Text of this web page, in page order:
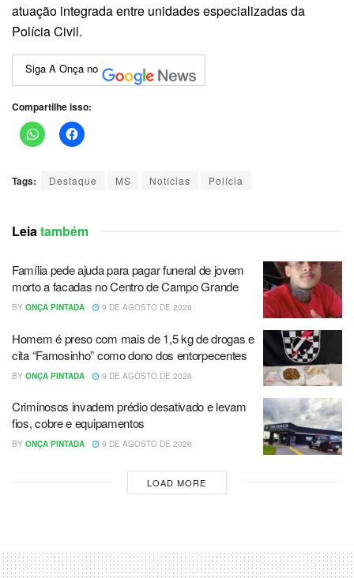
atuação integrada entre unidades especializadas da
Polícia Civil.
Siga A Onça no
Compartilhe isso:
Tags: Destaque MS Notícias Polícia
Leiatambém
Família pede ajuda para pagar funeral de jovem
morto a facadas no Centro de Campo Grande
BY ONÇA PINTADA 9 DE AGOSTO DE 2026
Homem é preso com mais de 1,5 kg de drogas e
cita “Famosinho” como dono dos entorpecentes
BY ONÇA PINTADA 9 DE AGOSTO DE 2026
Criminosos invadem prédio desativado e levam
fios, cobre e equipamentos
BY ONÇA PINTADA 9 DE AGOSTO DE 2026
LOAD MORE